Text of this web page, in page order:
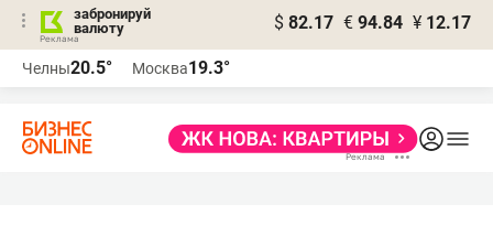
забронируй
валюту
$ 82.17 € 94.84 ¥ 12.17
Челны20.5° Москва19.3°